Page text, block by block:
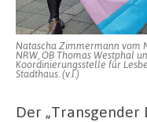
Natascha Zimmermann vom
NRW, OB Thomas Westphal
Koordinierungsstelle für
Stadthaus. (v.l.)
Der „Transgender